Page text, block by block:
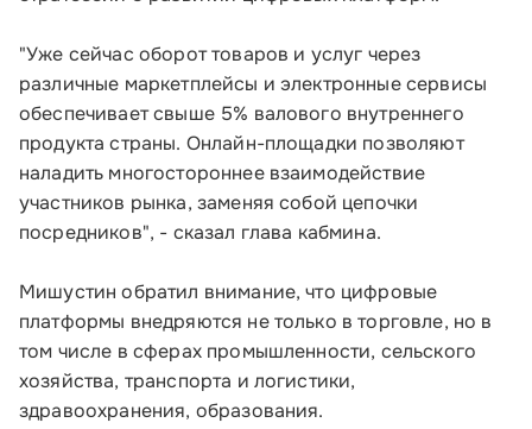
"Уже сейчас оборот товаров и услуг через
различные маркетплейсы и электронные сервисы
обеспечивает свыше 5% валового внутреннего
продукта страны. Онлайн-площадки позволяют
наладить многостороннее взаимодействие
участников рынка, заменяя собой цепочки
посредников", - сказал глава кабмина.
Мишустин обратил внимание, что цифровые
платформы внедряются не только в торговле, но в
том числе в сферах промышленности, сельского
хозяйства, транспорта и логистики,
здравоохранения, образования.